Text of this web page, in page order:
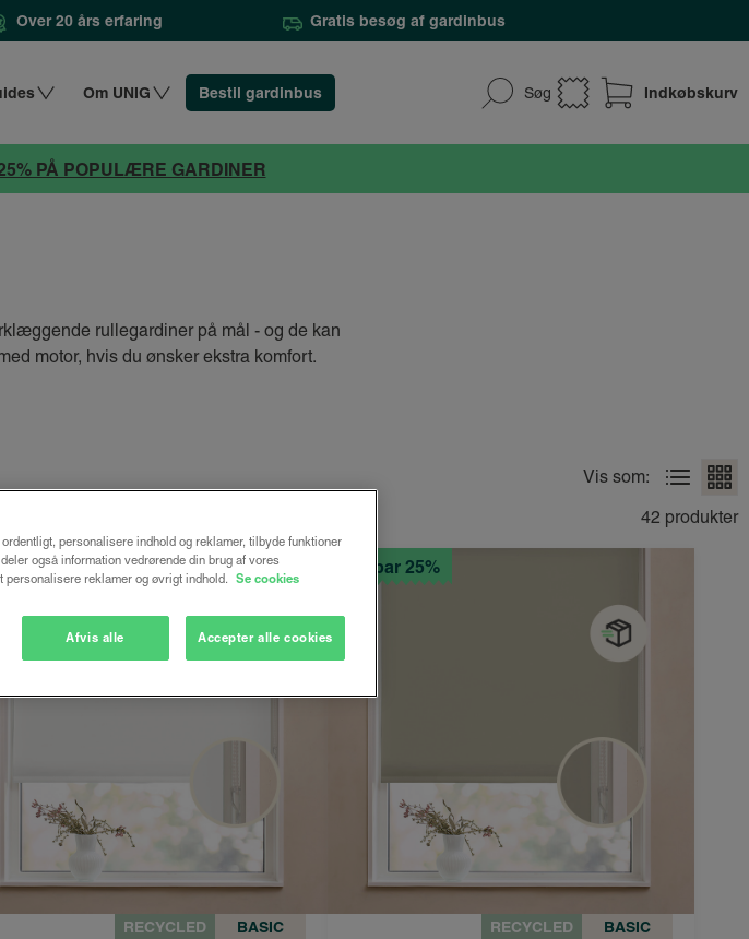
Over 20 års erfaring Gratis besøg af gardinbus
Søg Indkøbskurv
Om UNIG Bestil gardinbus
PÅ POPULÆRE GARDINER
rullegardiner på mål - og de kan
motor, hvis du ønsker ekstra komfort.
Vis som:
42 produkter
25%
RECYCLED BASIC
Spar 25%
RECYCLED BASIC
personalisere indhold og reklamer, tilbyde funktioner
også information vedrørende din brug af vores
personalisere reklamer og øvrigt indhold. Se cookies
Afvis alle Accepter alle cookies